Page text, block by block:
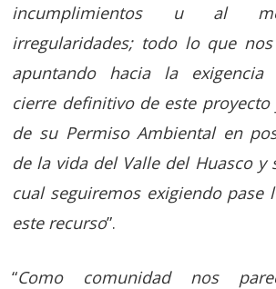
incumplimientos u al
irregularidades; todo lo que
apuntando hacia la exigencia
cierre definitivo de este proyecto
de su Permiso Ambiental en
de la vida del Valle del Huasco y
cual seguiremos exigiendo pase
este recurso”.
“Como comunidad nos